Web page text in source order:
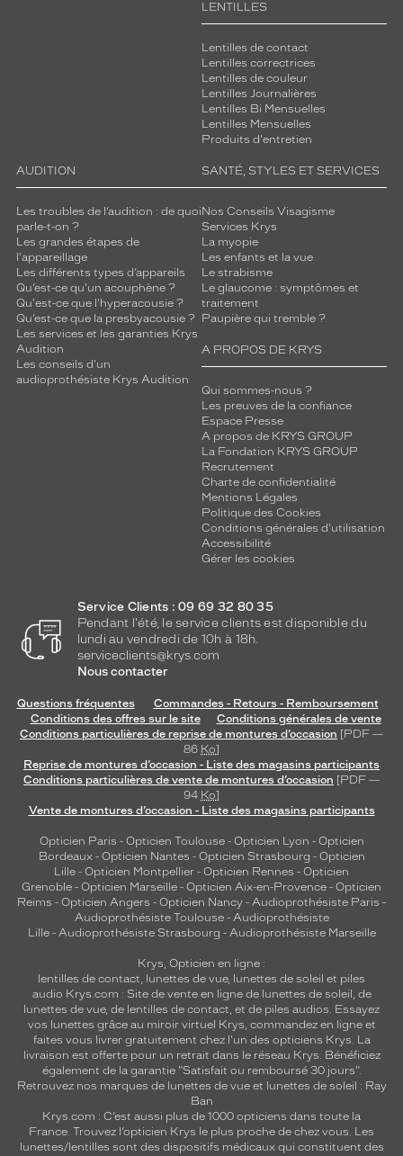
LENTILLES
Lentilles de contact
Lentilles correctrices
Lentilles de couleur
Lentilles Journalières
Lentilles Bi Mensuelles
Lentilles Mensuelles
Produits d'entretien
AUDITION
Les troubles de l’audition : de quoi
parle-t-on ?
Les grandes étapes de
l'appareillage
Les différents types d’appareils
Qu’est-ce qu'un acouphène ?
Qu'est-ce que l'hyperacousie ?
Qu’est-ce que la presbyacousie ?
Les services et les garanties Krys
Audition
Les conseils d'un
audioprothésiste Krys Audition
SANTÉ, STYLES ET SERVICES
Nos Conseils Visagisme
Services Krys
La myopie
Les enfants et la vue
Le strabisme
Le glaucome : symptômes et
traitement
Paupière qui tremble ?
A PROPOS DE KRYS
Qui sommes-nous ?
Les preuves de la confiance
Espace Presse
A propos de KRYS GROUP
La Fondation KRYS GROUP
Recrutement
Charte de confidentialité
Mentions Légales
Politique des Cookies
Conditions générales d'utilisation
Accessibilité
Gérer les cookies
Service Clients : 09 69 32 80 35
Pendant l'été, le service clients est disponible du
lundi au vendredi de 10h à 18h.
serviceclients@krys.com
Nous contacter
Questions fréquentes
Commandes - Retours - Remboursement
Conditions des offres sur le site
Conditions générales de vente
Conditions particulières de reprise de montures d’occasion [PDF —
86 Ko]
Reprise de montures d’occasion - Liste des magasins participants
Conditions particulières de vente de montures d’occasion [PDF —
94 Ko]
Vente de montures d’occasion - Liste des magasins participants
Opticien Paris - Opticien Toulouse- Opticien Lyon - Opticien
Bordeaux- Opticien Nantes - Opticien Strasbourg - Opticien
Lille - Opticien Montpellier - Opticien Rennes - Opticien
Grenoble - Opticien Marseille - Opticien Aix-en-Provence - Opticien
Reims - Opticien Angers - Opticien Nancy - Audioprothésiste Paris -
Audioprothésiste Toulouse- Audioprothésiste
Lille- Audioprothésiste Strasbourg - Audioprothésiste Marseille
Krys, Opticien en ligne :
lentilles de contact, lunettes de vue, lunettes de soleil et piles
audio Krys.com : Site de vente en ligne de lunettes de soleil, de
lunettes de vue, de lentilles de contact, et de piles audios. Essayez
vos lunettes grâce au miroir virtuel Krys, commandez en ligne et
faites vous livrer gratuitement chez l'un des opticiens Krys. La
livraison est offerte pour un retrait dans le réseau Krys. Bénéficiez
également de la garantie "Satisfait ou remboursé 30 jours".
Retrouvez nos marques de lunettes de vue et lunettes de soleil : Ray
Ban
Krys.com : C’est aussi plus de 1000 opticiens dans toute la
France. Trouvez l’opticien Krys le plus proche de chez vous. Les
lunettes/lentilles sont des dispositifs médicaux qui constituent des